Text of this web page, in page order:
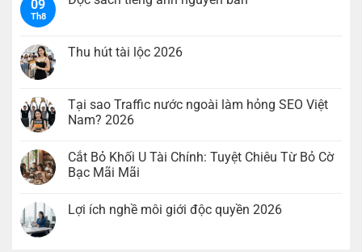
09
Th8
luận
ở
anh
nguyên
bản
Thu hút tài lộc 2026
luận
ở
Thu
lộc
2026
Tại sao Traffic nước ngoài làm hỏng SEO Việt
Nam? 2026
bình
luận
ở
Traffic
Cắt Bỏ Khối U Tài Chính: Tuyệt Chiêu Từ Bỏ Cờ
Bạc Mãi Mãi
bình
Lợi ích nghề môi giới độc quyền 2026